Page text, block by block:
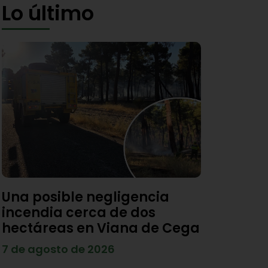
Lo último
Una posible negligencia
incendia cerca de dos
hectáreas en Viana de Cega
7 de agosto de 2026